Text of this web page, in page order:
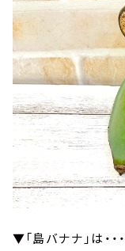
▼「島バナナ」は・・・